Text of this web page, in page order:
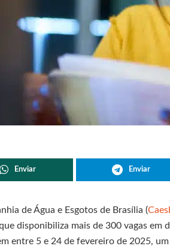
Enviar Enviar
de Água e Esgotos de Brasília (
disponibiliza mais de 300 vagas em
entre 5 e 24 de fevereiro de 2025,